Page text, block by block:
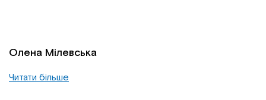
Олена Мілевська
Читати більше